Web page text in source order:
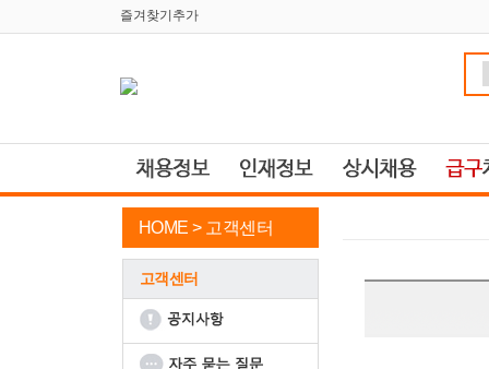
즐겨찾기추가
HOME > 고객센터
고객센터